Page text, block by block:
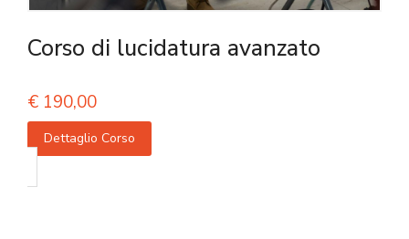
Corso di lucidatura avanzato
€ 190,00
Dettaglio Corso